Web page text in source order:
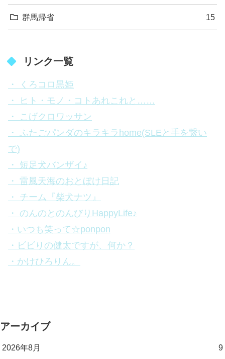
群馬帰省 15
リンク一覧
・ くろコロ黒姫
・ ヒト・モノ・コトあれこれと……
・ こげクロワッサン
・ ふたごパンダのキラキラhome(SLEと手を繋い
で)
・ 短足犬バンザイ♪
・ 雷風天海のおとぼけ日記
・ チーム『柴犬ナツ』
・ のんのとのんびりHappyLife♪
・いつも笑って☆ponpon
・ビビりの健太ですが、何か？
・かけひろりん。
アーカイブ
2026年8月 9